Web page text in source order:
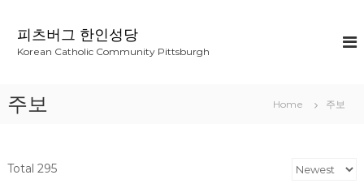
피츠버그 한인성당
Korean Catholic Community Pittsburgh
주보 Home 주보
Total 295